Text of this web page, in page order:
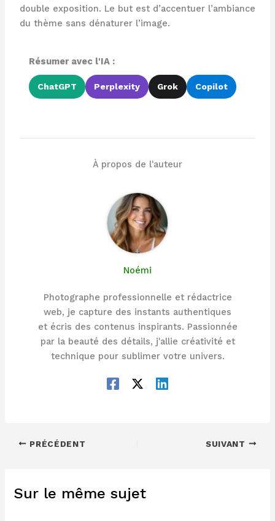
double exposition. Le but est d’accentuer l’ambiance
du thème sans dénaturer l’image.
Résumer avec l'IA :
ChatGPT Perplexity Grok Copilot
À propos de l'auteur
Noémi
Photographe professionnelle et rédactrice
web, je capture des instants authentiques
et écris des contenus inspirants. Passionnée
par la beauté des détails, j'allie créativité et
technique pour sublimer votre univers.
PRÉCÉDENT SUIVANT
Sur le même sujet